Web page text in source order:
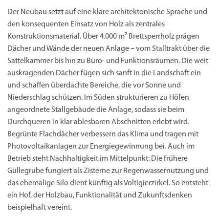
Der Neubau setzt auf eine klare architektonische Sprache und
den konsequenten Einsatz von Holz als zentrales
Konstruktionsmaterial. Über 4.000 m² Brettsperrholz prägen
Dächer und Wände der neuen Anlage – vom Stalltrakt über die
Sattelkammer bis hin zu Büro- und Funktionsräumen. Die weit
auskragenden Dächer fügen sich sanft in die Landschaft ein
und schaffen überdachte Bereiche, die vor Sonne und
Niederschlag schützen. Im Süden strukturieren zu Höfen
angeordnete Stallgebäude die Anlage, sodass sie beim
Durchqueren in klar ablesbaren Abschnitten erlebt wird.
Begrünte Flachdächer verbessern das Klima und tragen mit
Photovoltaikanlagen zur Energiegewinnung bei. Auch im
Betrieb steht Nachhaltigkeit im Mittelpunkt: Die frühere
Güllegrube fungiert als Zisterne zur Regenwassernutzung und
das ehemalige Silo dient künftig als Voltigierzirkel. So entsteht
ein Hof, der Holzbau, Funktionalität und Zukunftsdenken
beispielhaft vereint.